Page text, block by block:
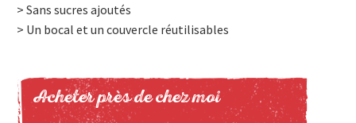
> Sans sucres ajoutés
> Un bocal et un couvercle réutilisables
Acheter près de chez moi